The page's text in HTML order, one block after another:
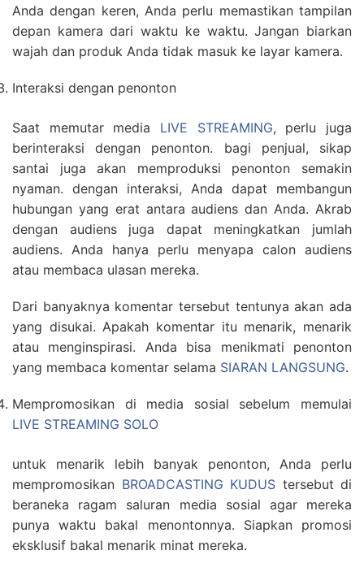
Anda dengan keren, Anda perlu memastikan tampilan
depan kamera dari waktu ke waktu. Jangan biarkan
wajah dan produk Anda tidak masuk ke layar kamera.
Interaksi dengan penonton
Saat memutar media LIVE STREAMING, perlu juga
berinteraksi dengan penonton. bagi penjual, sikap
santai juga akan memproduksi penonton semakin
nyaman. dengan interaksi, Anda dapat membangun
hubungan yang erat antara audiens dan Anda. Akrab
dengan audiens juga dapat meningkatkan jumlah
audiens. Anda hanya perlu menyapa calon audiens
atau membaca ulasan mereka.
Dari banyaknya komentar tersebut tentunya akan ada
yang disukai. Apakah komentar itu menarik, menarik
atau menginspirasi. Anda bisa menikmati penonton
yang membaca komentar selama SIARAN LANGSUNG.
Mempromosikan di media sosial sebelum memulai
LIVE STREAMING SOLO
untuk menarik lebih banyak penonton, Anda perlu
mempromosikan BROADCASTING KUDUS tersebut di
beraneka ragam saluran media sosial agar mereka
punya waktu bakal menontonnya. Siapkan promosi
eksklusif bakal menarik minat mereka.